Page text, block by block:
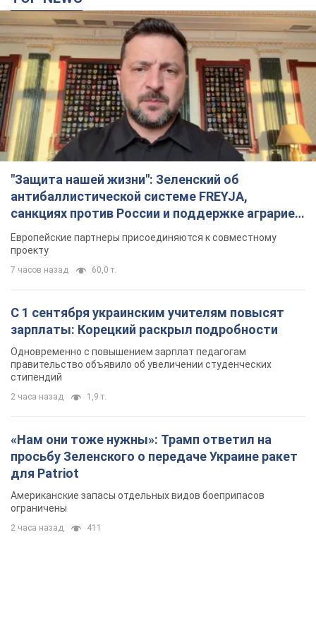
"Защита нашей жизни": Зеленский об
антибаллистической системе FREYJA,
санкциях против России и поддержке аграриев.
Видео
Европейские партнеры присоединяются к совместному
проекту
7 часов назад 60,0 т.
С 1 сентября украинским учителям повысят
зарплаты: Корецкий раскрыл подробности
Одновременно с повышением зарплат педагогам
правительство объявило об увеличении студенческих
стипендий
2 часа назад
просьбу Зеленского о передаче Украине ракет
для Patriot
Американские запасы отдельных видов боеприпасов
ограничены